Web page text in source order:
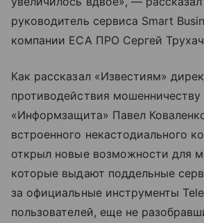
руководитель сервиса Smart
компании ЕСА ПРО Сергей
Как рассказал «Известиям»
противодействия
«Информзащита» Павел
встроенного некастодиального
открыл новые возможности для
которые выдают поддельные
за официальные инструменты
пользователей, еще не